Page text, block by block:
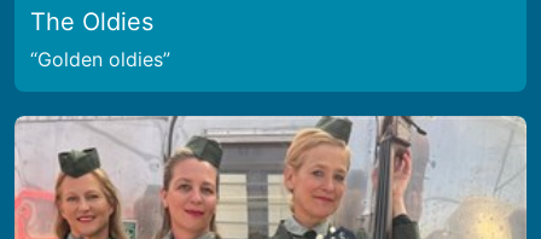
The Oldies
Golden oldies